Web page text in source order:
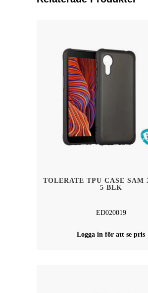
TOLERATE TPU CASE SAM
5 BLK
ED020019
Logga in för att se pris